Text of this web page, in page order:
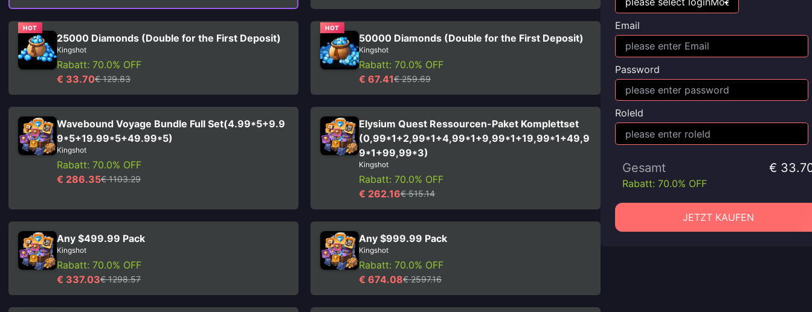
HOT
25000 Diamonds (Double for the First Deposit)
Kingshot
Rabatt: 70.0% OFF
€ 33.70€ 129.83
HOT
50000 Diamonds (Double for the First Deposit)
Kingshot
Rabatt: 70.0% OFF
€ 67.41€ 259.69
Wavebound Voyage Bundle Full Set(4.99*5+9.9
9*5+19.99*5+49.99*5)
Kingshot
Rabatt: 70.0% OFF
€ 286.35€ 1103.29
Elysium Quest Ressourcen-Paket Komplettset
(0,99*1+2,99*1+4,99*1+9,99*1+19,99*1+49,9
9*1+99,99*3)
Kingshot
Rabatt: 70.0% OFF
€ 262.16€ 515.14
Any $499.99 Pack
Kingshot
Rabatt: 70.0% OFF
€ 337.03€ 1298.57
Any $999.99 Pack
Kingshot
Rabatt: 70.0% OFF
€ 674.08€ 2597.16
Email
Password
RoleId
Gesamt €
Rabatt: 70.0% OFF
JETZT KAUFEN